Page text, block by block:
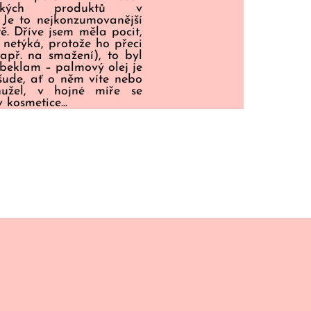
produktů v
to nejkonzumovanější
Dříve jsem měla pocit,
netýká, protože ho přeci
na smažení), to byl
– palmový olej je
ať o něm víte nebo
v hojné míře se